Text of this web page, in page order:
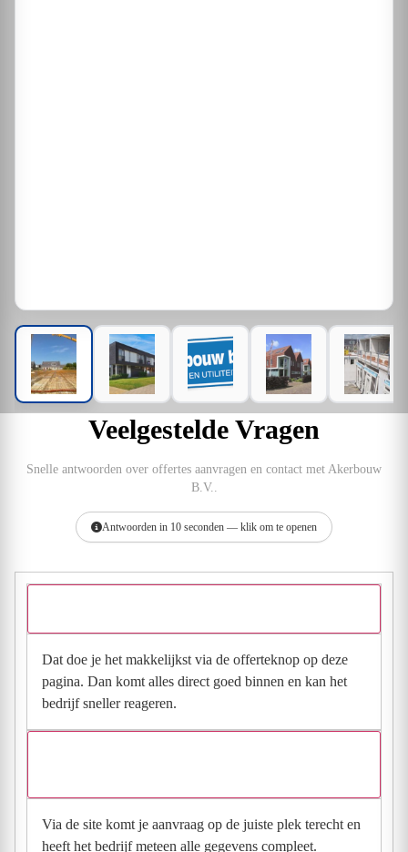
Veelgestelde Vragen
Snelle antwoorden over offertes aanvragen en contact met Akerbouw
B.V..
Antwoorden in 10 seconden — klik om te openen
Dat doe je het makkelijkst via de offerteknop op deze
pagina. Dan komt alles direct goed binnen en kan het
bedrijf sneller reageren.
Via de site komt je aanvraag op de juiste plek terecht en
heeft het bedrijf meteen alle gegevens compleet.